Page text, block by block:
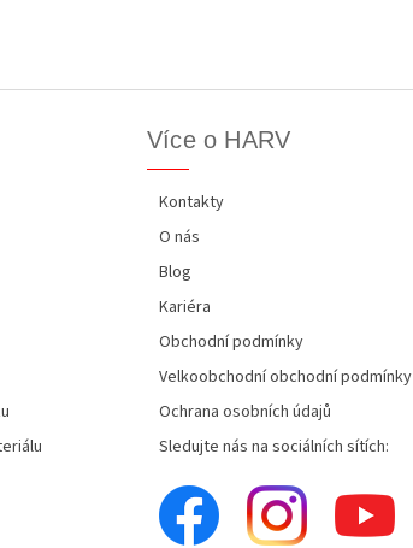
Více o HARV
Kontakty
O nás
Blog
Kariéra
Obchodní podmínky
Velkoobchodní obchodní podmínky
Ochrana osobních údajů
Sledujte nás na sociálních sítích: